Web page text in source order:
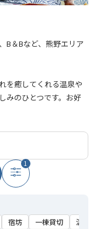
B＆Bなど、熊野エリア
を癒してくれる温泉や
みのひとつです。お好
1
宿坊 一棟貸切 温泉